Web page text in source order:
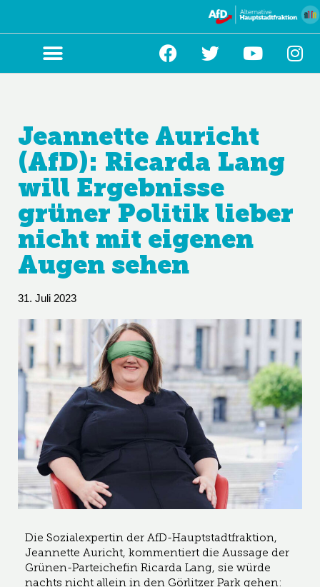
springen
Jeannette Auricht
(AfD): Ricarda Lang
will Ergebnisse
grüner Politik lieber
nicht mit eigenen
Augen sehen
31. Juli 2023
Die Sozialexpertin der AfD-Hauptstadtfraktion,
Jeannette Auricht, kommentiert die Aussage der
Grünen-Parteichefin Ricarda Lang, sie würde
nachts nicht allein in den Görlitzer Park gehen: